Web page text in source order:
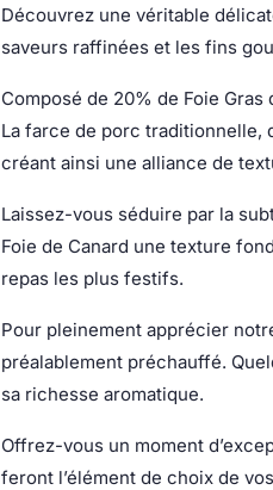
Découvrez une véritable
saveurs raffinées et les fins
Composé de 20% de Foie
La farce de porc traditionnelle,
créant ainsi une alliance de
Laissez-vous séduire par la
Foie de Canard une texture
repas les plus festifs.
Pour pleinement apprécier
préalablement préchauffé.
sa richesse aromatique.
Offrez-vous un moment
feront l’élément de choix de